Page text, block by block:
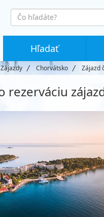
co
hledáte
Hľadať
Zájazdy Chorvátsko Zájazd
rezerváciu